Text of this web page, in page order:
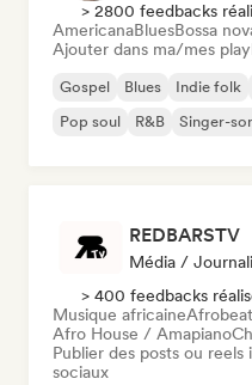
> 2800 feedbacks
AmericanaBluesBossa
Ajouter dans ma/mes
Gospel Blues Indie folk
Pop soul
R&B Singer-
REDBARSTV
Média /
> 400 feedbacks
Musique africaine
Afro House / Amapiano
Publier des posts ou
sociaux